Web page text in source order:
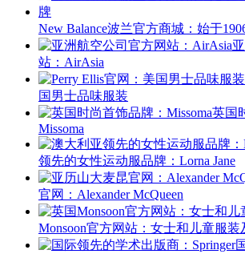
New Balance波兰官方商城：始于
站：AirAsia
国男士品味服装
英国
Missoma
领先的女性运动服品牌：Lorna Jane
官网：Alexander McQueen
Monsoon官方网站：女士和儿童服装